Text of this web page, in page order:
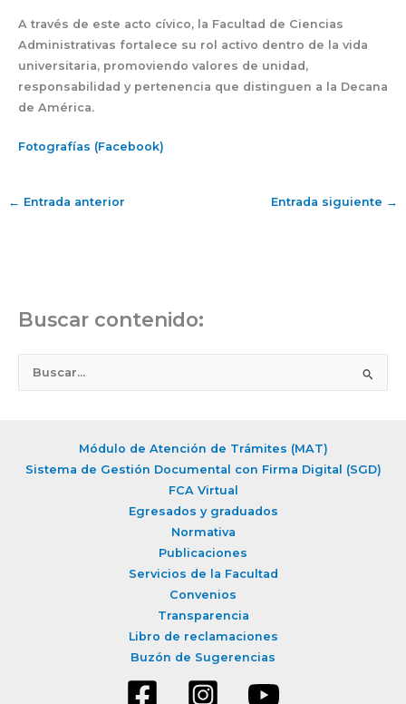
A través de este acto cívico, la Facultad de Ciencias
Administrativas fortalece su rol activo dentro de la vida
universitaria, promoviendo valores de unidad,
responsabilidad y pertenencia que distinguen a la Decana
de América.
Fotografías (Facebook)
← Entrada anterior Entrada siguiente →
Buscar contenido:
Módulo de Atención de Trámites (MAT)
Sistema de Gestión Documental con Firma Digital (SGD)
FCA Virtual
Egresados y graduados
Normativa
Publicaciones
Servicios de la Facultad
Convenios
Transparencia
Libro de reclamaciones
Buzón de Sugerencias